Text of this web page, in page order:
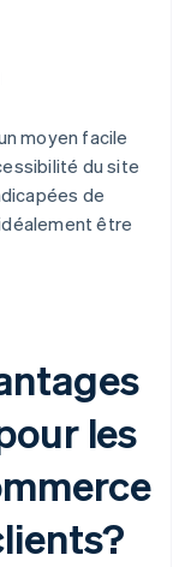
moyen facile
du site
de
être
les